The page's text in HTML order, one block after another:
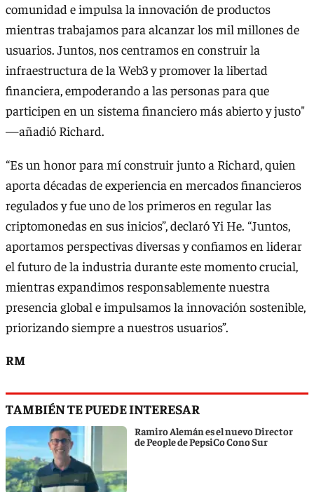
comunidad e impulsa la innovación de productos
mientras trabajamos para alcanzar los mil millones de
usuarios. Juntos, nos centramos en construir la
infraestructura de la Web3 y promover la libertad
ﬁnanciera, empoderando a las personas para que
participen en un sistema ﬁnanciero más abierto y justo"
—añadió Richard.
“Es un honor para mí construir junto a Richard, quien
aporta décadas de experiencia en mercados ﬁnancieros
regulados y fue uno de los primeros en regular las
criptomonedas en sus inicios”, declaró Yi He. “Juntos,
aportamos perspectivas diversas y conﬁamos en liderar
el futuro de la industria durante este momento crucial,
mientras expandimos responsablemente nuestra
presencia global e impulsamos la innovación sostenible,
priorizando siempre a nuestros usuarios”.
RM
TAMBIÉN TE PUEDE INTERESAR
Ramiro Alemán es el nuevo Director
de People de PepsiCo Cono Sur